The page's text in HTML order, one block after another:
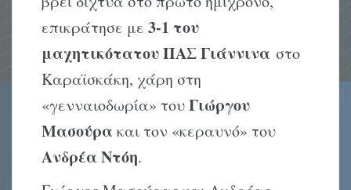
επικράτησε με3-1 του
μαχητικότατου ΠΑΣ Γιάννινα στο
Καραϊσκάκη, χάρη στη
«γενναιοδωρία» τουΓιώργου
Μασούρα και τον «κεραυνό» του
Ανδρέα Ντόη.